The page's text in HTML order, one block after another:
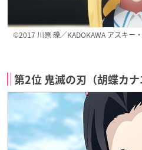
©2017 川原 礫／KADOKAWA アスキー
第2位 鬼滅の刃（胡蝶カ